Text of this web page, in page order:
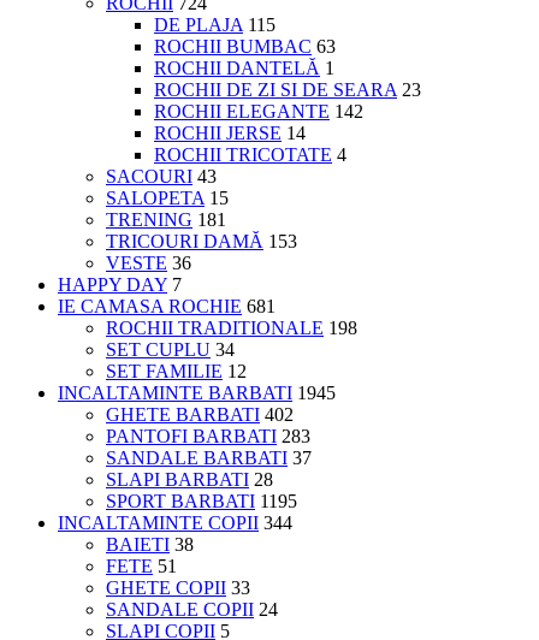
DE PLAJA 115
ROCHII BUMBAC 63
ROCHII DANTELĂ 1
ROCHII DE ZI SI DE SEARA 23
ROCHII ELEGANTE 142
ROCHII JERSE 14
ROCHII TRICOTATE 4
SACOURI 43
SALOPETA 15
TRENING 181
TRICOURI DAMĂ 153
VESTE 36
HAPPY DAY 7
IE CAMASA ROCHIE 681
ROCHII TRADITIONALE 198
SET CUPLU 34
SET FAMILIE 12
INCALTAMINTE BARBATI 1945
GHETE BARBATI 402
PANTOFI BARBATI 283
SANDALE BARBATI 37
SLAPI BARBATI 28
SPORT BARBATI 1195
INCALTAMINTE COPII 344
BAIETI 38
FETE 51
GHETE COPII 33
SANDALE COPII 24
SLAPI COPII 5